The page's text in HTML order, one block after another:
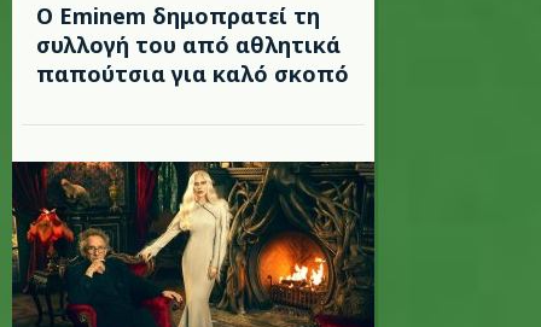
Ο Eminem δημοπρατεί τη
συλλογή του από αθλητικά
παπούτσια για καλό σκοπό